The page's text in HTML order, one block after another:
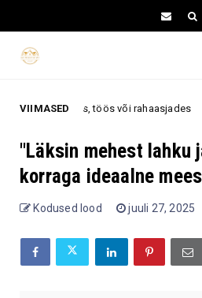
VIIMASED
töös või rahaasjades
"Läksin mehest lahku
korraga ideaalne
Kodused lood juuli 27, 2025